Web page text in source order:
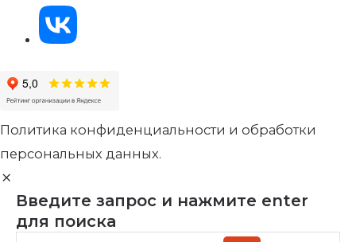
Политика конфиденциальности и обработки
персональных данных.
Введите запрос и нажмите enter
для поиска